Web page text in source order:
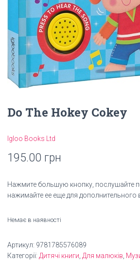
Do The Hokey Cokey
Igloo Books Ltd
195.00 грн
Нажмите большую кнопку, послушайте
нажимайте ее еще для дополнительного
Немає в наявності
Артикул: 9781785576089
Категорії: Дитячі книги Для малюків